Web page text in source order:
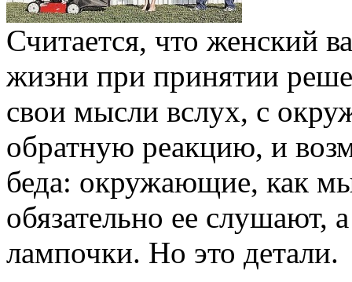
Считается, что женский
жизни при принятии
свои мысли вслух, с
обратную реакцию, и
беда: окружающие, как
обязательно ее слушают,
лампочки. Но это детали.